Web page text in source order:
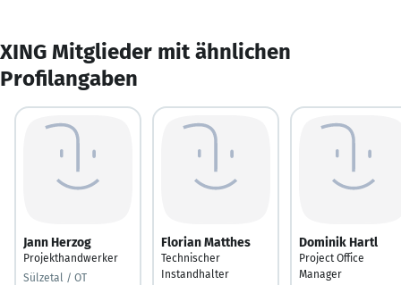
XING Mitglieder mit ähnlichen
Profilangaben
Jann Herzog
Projekthandwerker
Sülzetal / OT
Florian Matthes
Technischer
Instandhalter
Dominik Hartl
Project Office
Manager